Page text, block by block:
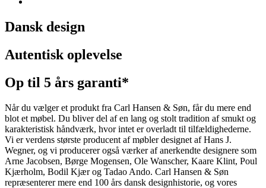
Dansk design
Autentisk oplevelse
Op til 5 års garanti*
Når du vælger et produkt fra Carl Hansen & Søn, får du mere end
blot et møbel. Du bliver del af en lang og stolt tradition af smukt og
karakteristisk håndværk, hvor intet er overladt til tilfældighederne.
Vi er verdens største producent af møbler designet af Hans J.
Wegner, og vi producerer også værker af anerkendte designere som
Arne Jacobsen, Børge Mogensen, Ole Wanscher, Kaare Klint, Poul
Kjærholm, Bodil Kjær og Tadao Ando. Carl Hansen & Søn
repræsenterer mere end 100 års dansk designhistorie, og vores